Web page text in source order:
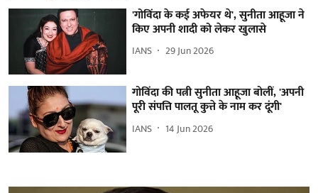
'गोविंदा के कई अफेयर थे', सुनीता आहूजा ने
किए अपनी शादी को लेकर खुलासे
IANS 29 Jun 2026
गोविंदा की पत्नी सुनीता आहूजा बोलीं, 'अपनी
पूरी संपत्ति पालतू कुत्ते के नाम कर दूंगी'
IANS 14 Jun 2026